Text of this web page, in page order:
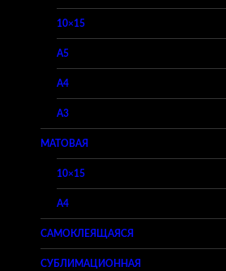
10×15
A5
A4
A3
МАТОВАЯ
10×15
A4
САМОКЛЕЯЩАЯСЯ
СУБЛИМАЦИОННАЯ